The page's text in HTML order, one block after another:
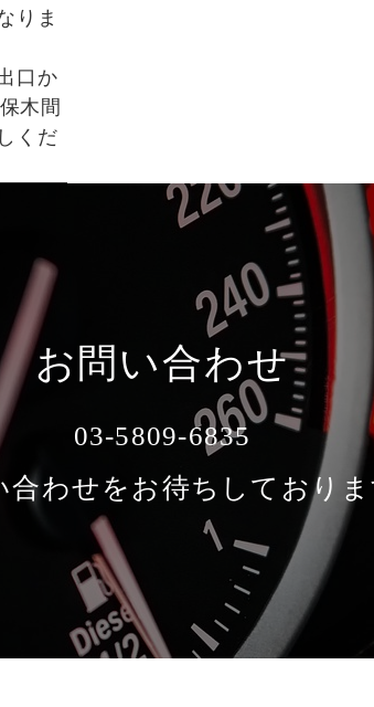
りま
口か
木間
くだ
お問い合わせ
03-5809-6835
合わせをお待ちしており